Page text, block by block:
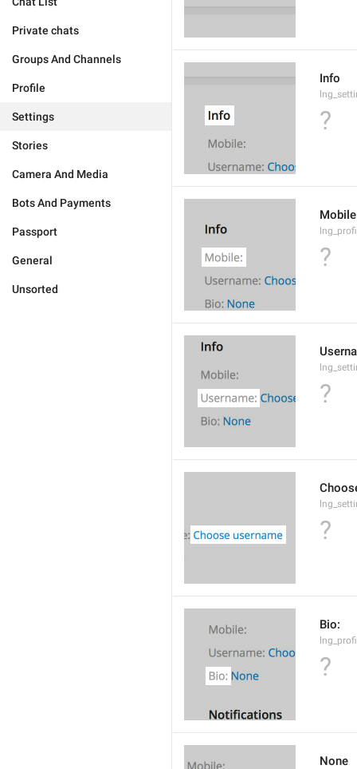
Private chats
Groups And Channels
Profile
Settings
Stories
Camera And Media
Bots And Payments
Passport
General
Unsorted
Info
?
?
?
?
Bio:
?
None